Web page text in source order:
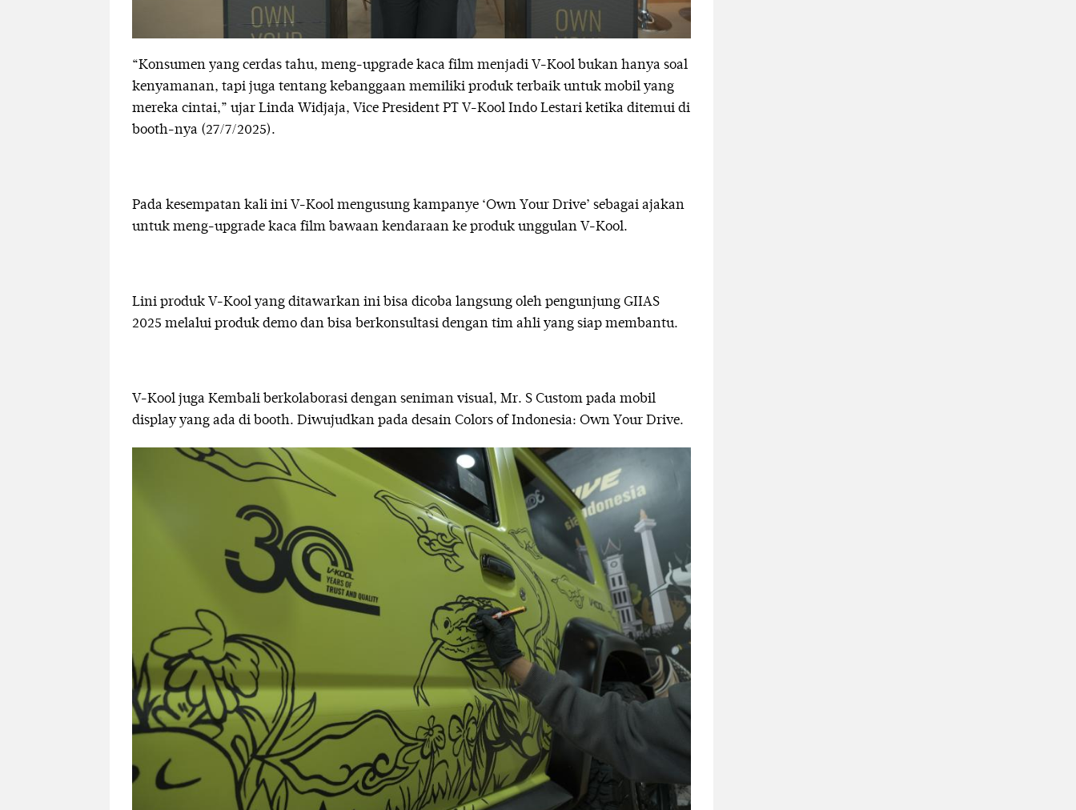
“Konsumen yang cerdas tahu, meng-upgrade kaca film menjadi V-Kool bukan hanya soal
kenyamanan, tapi juga tentang kebanggaan memiliki produk terbaik untuk mobil yang
mereka cintai,” ujar Linda Widjaja, Vice President PT V-Kool Indo Lestari ketika ditemui di
booth-nya (27/7/2025).
Pada kesempatan kali ini V-Kool mengusung kampanye ‘Own Your Drive’ sebagai ajakan
untuk meng-upgrade kaca film bawaan kendaraan ke produk unggulan V-Kool.
Lini produk V-Kool yang ditawarkan ini bisa dicoba langsung oleh pengunjung GIIAS
2025 melalui produk demo dan bisa berkonsultasi dengan tim ahli yang siap membantu.
V-Kool juga Kembali berkolaborasi dengan seniman visual, Mr. S Custom pada mobil
display yang ada di booth. Diwujudkan pada desain Colors of Indonesia: Own Your Drive.